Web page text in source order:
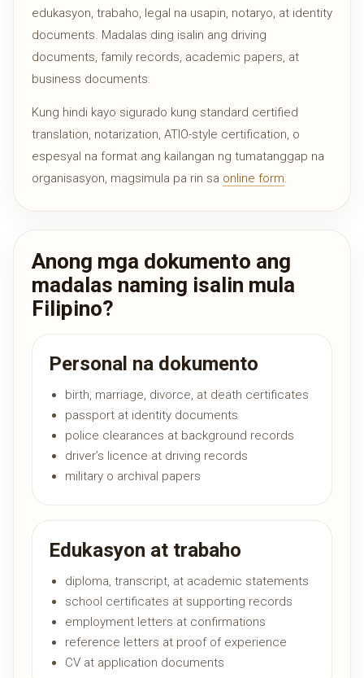
edukasyon, trabaho, legal na usapin, notaryo, at identity
documents. Madalas ding isalin ang driving
documents, family records, academic papers, at
business documents.
Kung hindi kayo sigurado kung standard certified
translation, notarization, ATIO-style certification, o
espesyal na format ang kailangan ng tumatanggap na
organisasyon, magsimula pa rin sa online form.
Anong mga dokumento ang
madalas naming isalin mula
Filipino?
Personal na dokumento
birth, marriage, divorce, at death certificates
passport at identity documents
police clearances at background records
driver’s licence at driving records
military o archival papers
Edukasyon at trabaho
diploma, transcript, at academic statements
school certificates at supporting records
employment letters at confirmations
reference letters at proof of experience
CV at application documents